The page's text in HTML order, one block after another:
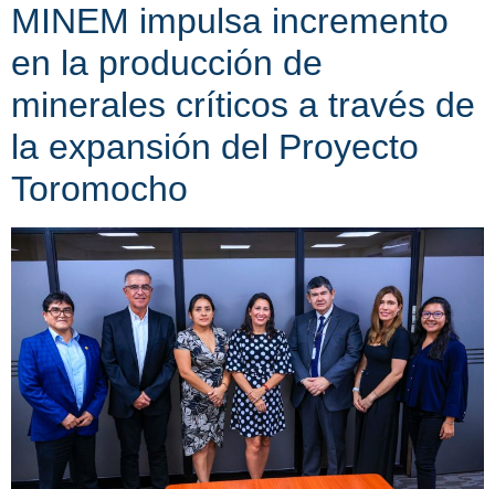
MINEM impulsa incremento
en la producción de
minerales críticos a través de
la expansión del Proyecto
Toromocho